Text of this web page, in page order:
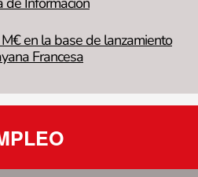
en la base de lanzamiento
Francesa